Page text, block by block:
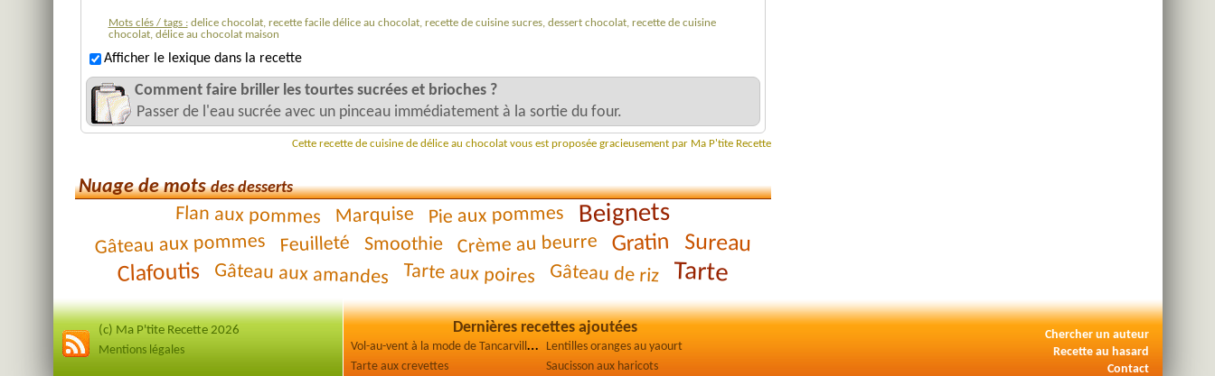
Mots clés / tags : delice chocolat, recette facile délice au chocolat, recette de cuisine sucres, dessert chocolat, recette de cuisine
chocolat, délice au chocolat maison
Afficher le lexique dans la recette
Comment faire briller les tourtes sucrées et brioches ?
Passer de l'eau sucrée avec un pinceau immédiatement à la sortie du four.
Cette recette de cuisine de délice au chocolat vous est proposée gracieusement par Ma P'tite Recette
Nuage de motsdes desserts
Flan aux pommes Marquise Pie aux pommes Beignets
Gâteau aux pommes Feuilleté Smoothie Crème au beurre Gratin Sureau
Clafoutis Gâteau aux amandes Tarte aux poires Gâteau de riz Tarte
(c) Ma P'tite Recette 2026
Mentions légales
Dernières recettes ajoutées
V
ol-au-vent à la mode de Tancarville
Tarte aux crevettes
Lentilles oranges au yaourt
Saucisson aux haricots
Chercher un auteur
Recette au hasard
Contact